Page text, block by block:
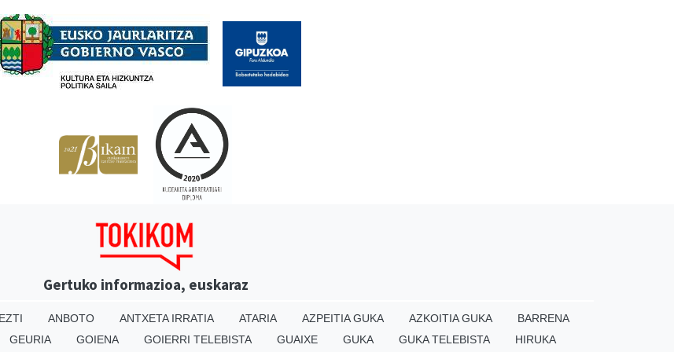
Gertuko informazioa, euskaraz
ANBOTO ANTXETA IRRATIA ATARIA AZPEITIA GUKA AZKOITIA GUKA
BARRENA
GEURIA GOIENA GOIERRI TELEBISTA GUAIXE GUKA GUKA TELEBISTA HIRUKA